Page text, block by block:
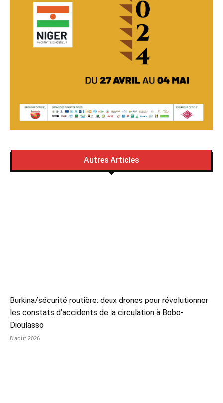
Autres Articles
Burkina/sécurité routière: deux drones pour révolutionner
les constats d’accidents de la circulation à Bobo-
Dioulasso
8 août 2026